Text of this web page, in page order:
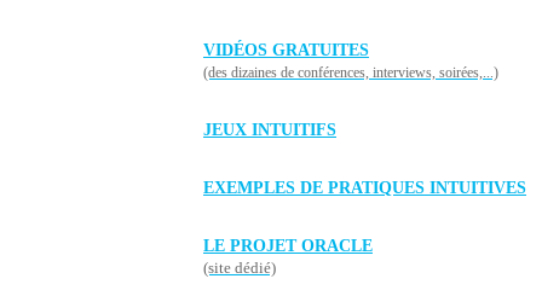
VIDÉOS GRATUITES
(des dizaines de conférences, interviews, soirées,...)
JEUX INTUITIFS
EXEMPLES DE PRATIQUES INTUITIVES
LE PROJET ORACLE
(site dédié)